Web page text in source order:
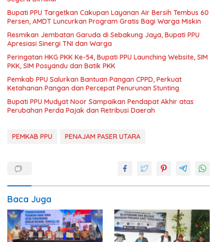
Bupati PPU Targetkan Cakupan Layanan Air Bersih Tembus 60
Persen, AMDT Luncurkan Program Gratis Bagi Warga Miskin
Resmikan Jembatan Garuda di Sebakung Jaya, Bupati PPU
Apresiasi Sinergi TNI dan Warga
Peringatan HKG PKK Ke-54, Bupati PPU Launching Website, SIM
PKK, SIM Posyandu dan Batik PKK
Pemkab PPU Salurkan Bantuan Pangan CPPD, Perkuat
Ketahanan Pangan dan Percepat Penurunan Stunting
Bupati PPU Mudyat Noor Sampaikan Pendapat Akhir atas
Perubahan Perda Pajak dan Retribusi Daerah
PEMKAB PPU PENAJAM PASER UTARA
Baca Juga